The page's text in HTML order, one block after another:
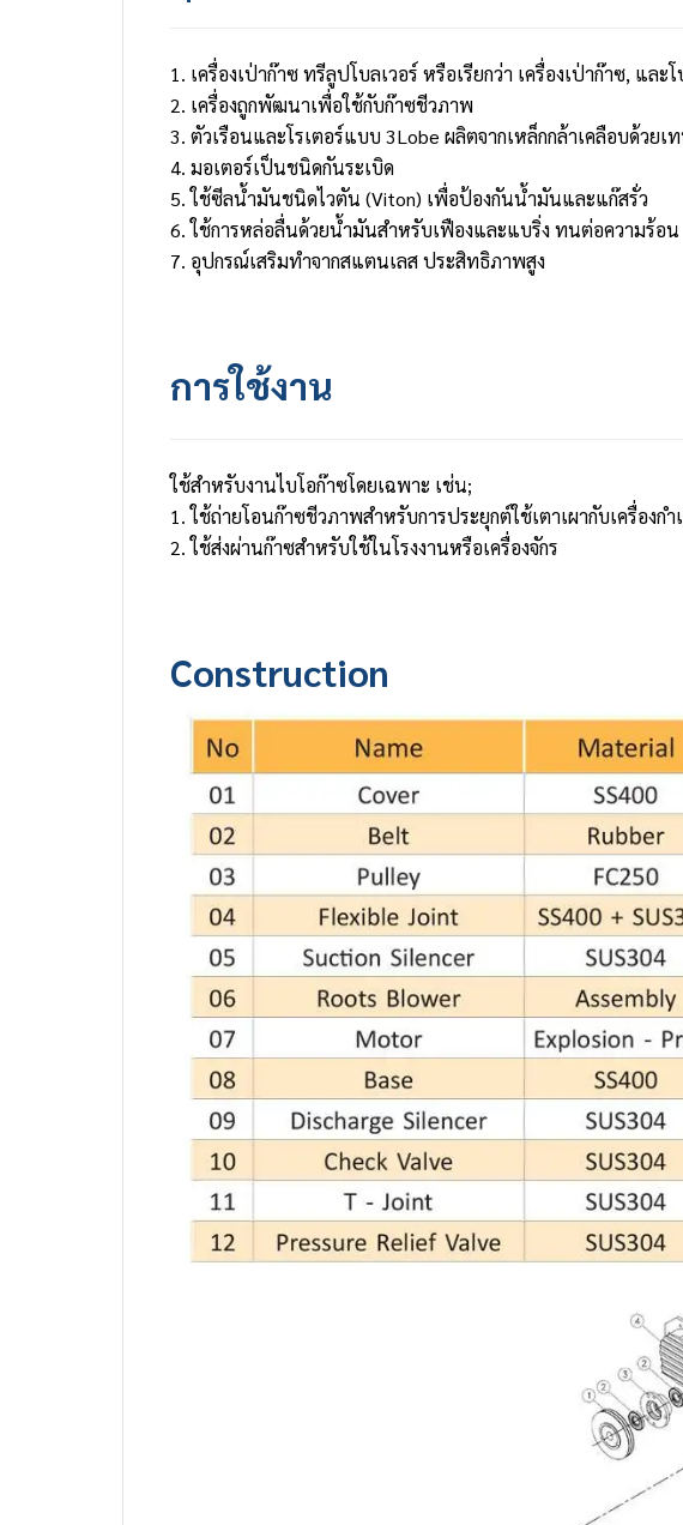
1. เครื่องเป่าก๊าซ ทรีลูปโบลเวอร์ หรือเรียกว่า เครื่องเป่าก๊าซ, และ
2. เครื่องถูกพัฒนาเพื่อใช้กับก๊าซชีวภาพ
3. ตัวเรือนและโรเตอร์แบบ 3Lobe ผลิตจากเหล็กกล้าเคลือบด้วย
4. มอเตอร์เป็นชนิดกันระเบิด
5. ใช้ซีลน้ำมันชนิดไวตัน (Viton) เพื่อป้องกันน้ำมันและแก๊สรั่ว
6. ใช้การหล่อลื่นด้วยน้ำมันสำหรับเฟืองและแบริ่ง ทนต่อความร้อน
7. อุปกรณ์เสริมทำจากสแตนเลส ประสิทธิภาพสูง
การใช้งาน
ใช้สำหรับงานไบโอก๊าซโดยเฉพาะ เช่น;
1. ใช้ถ่ายโอนก๊าซชีวภาพสำหรับการประยุกต์ใช้เตาเผากับเครื่องก
2. ใช้ส่งผ่านก๊าซสำหรับใช้ในโรงงานหรือเครื่องจักร
Construction